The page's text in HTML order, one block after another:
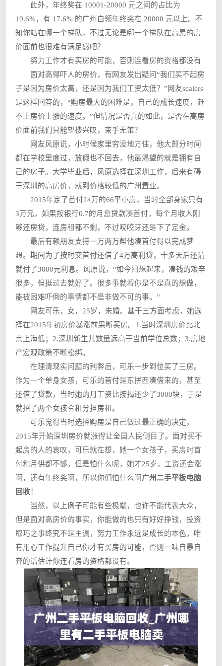
此外，年终奖在 10001-20000 元之间的占比为
19.6%，有 17.6% 的广州白领年终奖在 20000 元以上。不
知你站在哪一个梯队，不过无论是哪一个梯队在高昂的房
价面前也很难有满足感吧？
努力工作才有买房的可能，否则连看房的资格都没有
面对高得吓人的房价，有网友发出疑问“我们买不起房
子是因为房价太高，还是因为我们工资太低？”网友scalers
是这样回答的，“购房最大的困难是，自己的成长速度，赶
不上房价上涨的速度。”但情况是否真的如此，是否在高房
价面前我们只能望楼兴叹，束手无策？
网友风原说，小时候家里穷没地方住，他大部分时间
都在学校里度过，放假也不回去，他最渴望的就是拥有自
己的房子。大学毕业后，风原选择在深圳工作，后来有碍
于深圳的高房价，就到价格较低的广州置业。
2015年定了首付24万的66平小房，当时全部身家只有
3万元，如果按银行0.7的月息贷款凑首付，每个月收入刚
够还房贷，连房租都不剩，不过咬咬牙还是下了定金。
最后有赖朋友支持一万两万帮他凑首付得以完成梦
想。期间为了按时交首付还借了4万高利贷，十多天后还清
就付了3000元利息。风原说，“如今回想起来，凑钱的艰辛
很多，但挺过去就好了。很多事就看你是不是真的想做，
能被困难吓倒的事情都不是非做不可的事。”
网友可乐，女，25岁，未婚。基于三方面考虑，她选
择在2015年初房价暴涨前果断买房。1.当时深圳房价比北
京上海低；2.深圳新生儿数量远高于当前学位总数；3.房地
产宏观政策不断松绑。
在理清现实问题的利弊后，可乐一步到位买了三房。
作为一个单身女孩，可乐的首付是东拼西凑借来的，甚至
还借了贷款，当时她的月工资比按揭还少了3000块，于是
就招了两个女孩合租分担房租。
可乐觉得当时选择购房是自己做过最正确的决定，
2015年开始深圳房价就涨得让全国人民侧目了。面对买不
起房的人的哀叹，可乐就在想，她一个女孩子，买房时首
付和月供都不够，但是怕什么呢，她才25岁，工资还会涨
啊，还有年终奖啊，所以你们怕什么啊 广州二手平板电脑
回收！
当然，以上例子可能有些极端，也许不能代表大众，
但是面对高房价的事实，你能做的也只有好好挣钱，投资
取巧之事终究不是主调，努力工作永远是成长的本色，唯
有用心工作提升自己你才有买房的可能，否则一味自暴自
弃的话估计你连看房的资格都没有。